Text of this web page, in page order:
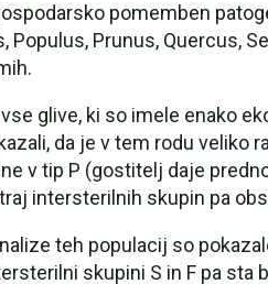
pomemben
Populus, Prunus, Quercus,
glive, ki so imele enako
da je v tem rodu
v tip P (gostitelj daje
intersterilnih skupin pa
teh populacij so
skupini S in F pa sta